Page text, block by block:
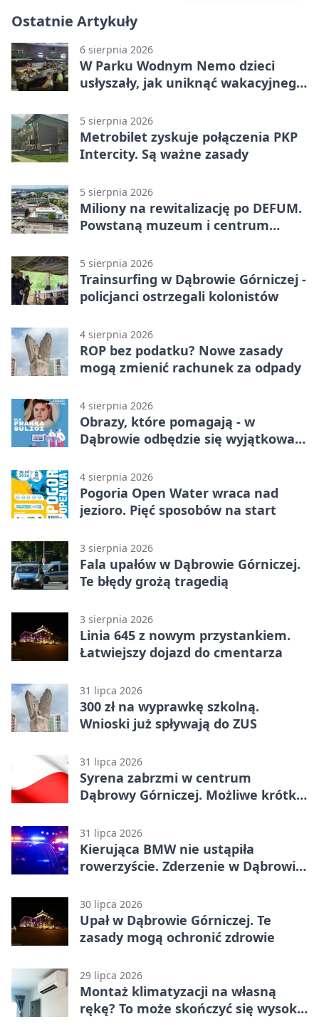
Ostatnie Artykuły
6 sierpnia 2026
W Parku Wodnym Nemo dzieci
usłyszały, jak uniknąć wakacyjnego
5 sierpnia 2026
Metrobilet zyskuje połączenia PKP
Intercity. Są ważne zasady
5 sierpnia 2026
Miliony na rewitalizację po DEFUM.
Powstaną muzeum i centrum
5 sierpnia 2026
Trainsurfing w Dąbrowie Górniczej -
policjanci ostrzegali kolonistów
4 sierpnia 2026
ROP bez podatku? Nowe zasady
mogą zmienić rachunek za odpady
4 sierpnia 2026
Obrazy, które pomagają - w
Dąbrowie odbędzie się wyjątkowa
4 sierpnia 2026
Pogoria Open Water wraca nad
jezioro. Pięć sposobów na start
3 sierpnia 2026
Fala upałów w Dąbrowie Górniczej.
Te błędy grożą tragedią
3 sierpnia 2026
Linia 645 z nowym przystankiem.
Łatwiejszy dojazd do cmentarza
31 lipca 2026
300 zł na wyprawkę szkolną.
Wnioski już spływają do ZUS
31 lipca 2026
Syrena zabrzmi w centrum
Dąbrowy Górniczej. Możliwe krótkie
31 lipca 2026
Kierująca BMW nie ustąpiła
rowerzyście. Zderzenie w Dąbrowie
30 lipca 2026
Upał w Dąbrowie Górniczej. Te
zasady mogą ochronić zdrowie
29 lipca 2026
Montaż klimatyzacji na własną
rękę? To może skończyć się wysoką